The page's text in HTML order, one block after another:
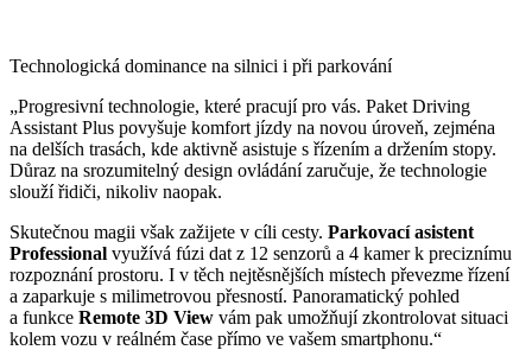
Technologická dominance na silnici i při parkování
„Progresivní technologie, které pracují pro vás. Paket Driving
Assistant Plus povyšuje komfort jízdy na novou úroveň, zejména
na delších trasách, kde aktivně asistuje s řízením a držením stopy.
Důraz na srozumitelný design ovládání zaručuje, že technologie
slouží řidiči, nikoliv naopak.
Skutečnou magii však zažijete v cíli cesty. Parkovací asistent
Professional využívá fúzi dat z 12 senzorů a 4 kamer k preciznímu
rozpoznání prostoru. I v těch nejtěsnějších místech převezme řízení
a zaparkuje s milimetrovou přesností. Panoramatický pohled
a funkce Remote 3D View vám pak umožňují zkontrolovat situaci
kolem vozu v reálném čase přímo ve vašem smartphonu.“